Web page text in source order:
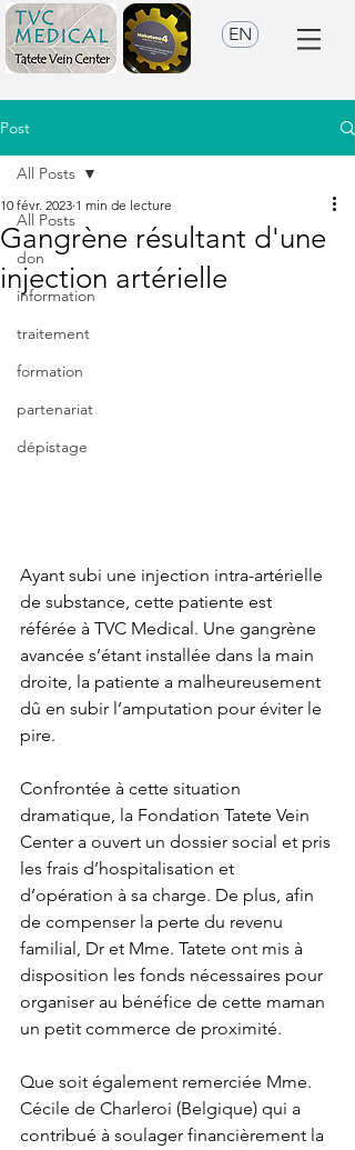
EN
Post
All Posts
don
information
traitement
formation
partenariat
dépistage
All Posts
Gangrène résultant d'une
injection artérielle
10 févr. 2023 1 min de lecture
Ayant subi une injection intra-artérielle
de substance, cette patiente est
référée à TVC Medical. Une gangrène
avancée s’étant installée dans la main
droite, la patiente a malheureusement
dû en subir l’amputation pour éviter le
pire.
Confrontée à cette situation
dramatique, la Fondation Tatete Vein
Center a ouvert un dossier social et pris
les frais d’hospitalisation et
d’opération à sa charge. De plus, afin
de compenser la perte du revenu
familial, Dr et Mme. Tatete ont mis à
disposition les fonds nécessaires pour
organiser au bénéfice de cette maman
un petit commerce de proximité.
Que soit également remerciée Mme.
Cécile de Charleroi (Belgique) qui a
contribué à soulager financièrement la